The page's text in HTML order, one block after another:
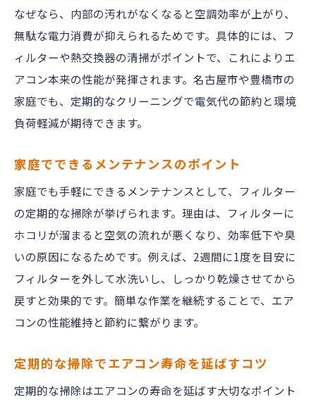
なぜなら、内部の汚れがなくなると空調効率が上がり、
無駄な電力消費が抑えられるためです。具体的には、フ
ィルターや熱交換器の清掃がポイントで、これによりエ
アコン本来の性能が発揮されます。名古屋市や豊橋市の
家庭でも、定期的なクリーニングで電気代の節約と環境
負荷軽減が期待できます。
家庭でできるメンテナンスのポイント
家庭でも手軽にできるメンテナンスとして、フィルター
の定期的な掃除が挙げられます。理由は、フィルターに
ホコリが溜まると空気の流れが悪くなり、効率低下や臭
いの原因になるためです。例えば、2週間に1度を目安に
フィルターを外して水洗いし、しっかり乾燥させてから
戻すと効果的です。簡単な作業を継続することで、エア
コンの性能維持と節約に繋がります。
定期的な掃除でエアコン寿命を延ばすコツ
定期的な掃除はエアコンの寿命を延ばす大切なポイント